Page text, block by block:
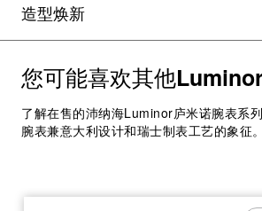
造型焕新
您可能喜欢其他
了解在售的沛纳海Luminor庐米诺腕表
腕表兼意大利设计和瑞士制表工艺的象征。